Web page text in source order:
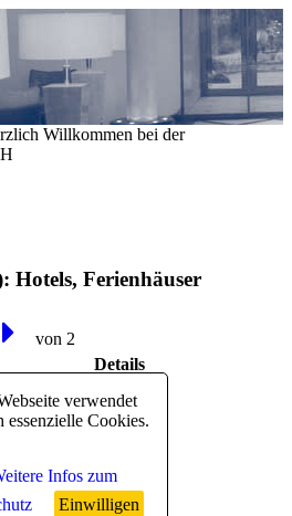
verwendet
essenzielle Cookies.
Infos zum
Einwilligen
Willkommen bei der
Hotels, Ferienhäuser
von 2
Details
Stern Wismar